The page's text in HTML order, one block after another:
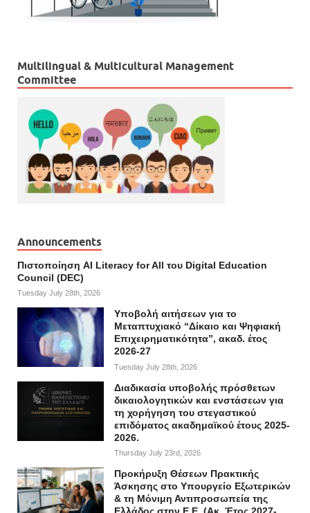
Multilingual & Multicultural Management
Committee
Announcements
Πιστοποίηση AI Literacy for All του Digital Education
Council (DEC)
Tuesday July 28th, 2026
Υποβολή αιτήσεων για το
Μεταπτυχιακό “Δίκαιο και Ψηφιακή
Επιχειρηματικότητα”, ακαδ. έτος
2026-27
Tuesday July 28th, 2026
Διαδικασία υποβολής πρόσθετων
δικαιολογητικών και ενστάσεων για
τη χορήγηση του στεγαστικού
επιδόματος ακαδημαϊκού έτους 2025-
2026.
Thursday July 23rd, 2026
Προκήρυξη Θέσεων Πρακτικής
Άσκησης στο Υπουργείο Εξωτερικών
& τη Μόνιμη Αντιπροσωπεία της